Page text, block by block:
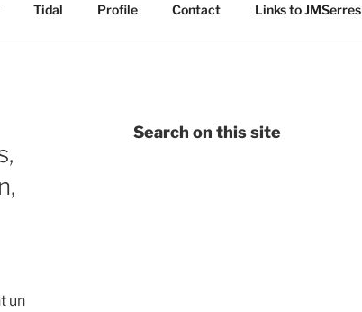
Tidal Profile Contact Links to JMSerres
un
Search on this site